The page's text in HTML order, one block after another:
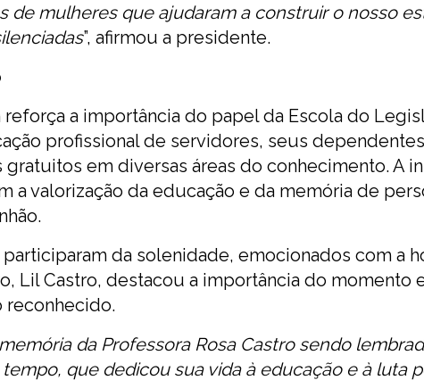
de mulheres que ajudaram a construir o nosso
”, afirmou a presidente.
a importância do papel da Escola do
profissional de servidores, seus
em diversas áreas do conhecimento. A
a valorização da educação e da memória de
da solenidade, emocionados com a
Lil Castro, destacou a importância do momento
reconhecido.
da Professora Rosa Castro sendo
que dedicou sua vida à educação e à luta